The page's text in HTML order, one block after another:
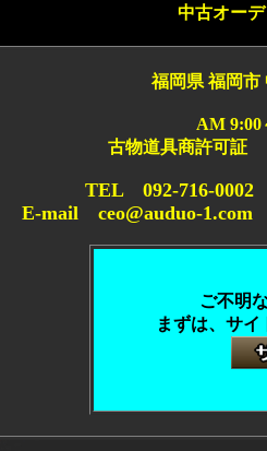
中古オー
福岡県 福岡市
AM
古物道具商許可証
TEL 092-716-
E-mail ceo@auduo-
ご不明
まずは、サ